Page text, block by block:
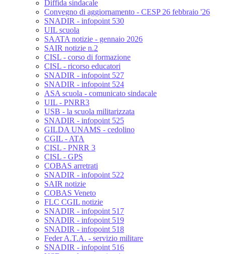
Diffida sindacale
Convegno di aggiornamento - CESP 26 febbraio '26
SNADIR - infopoint 530
UIL scuola
SAATA notizie - gennaio 2026
SAIR notizie n.2
CISL - corso di formazione
CISL - ricorso educatori
SNADIR - infopoint 527
SNADIR - infopoint 524
ASA scuola - comunicato sindacale
UIL - PNRR3
USB - la scuola militarizzata
SNADIR - infopoint 525
GILDA UNAMS - cedolino
CGIL - ATA
CISL - PNRR 3
CISL - GPS
COBAS arretrati
SNADIR - infopoint 522
SAIR notizie
COBAS Veneto
FLC CGIL notizie
SNADIR - infopoint 517
SNADIR - infopoint 519
SNADIR - infopoint 518
Feder A.T.A. - servizio militare
SNADIR - infopoint 516